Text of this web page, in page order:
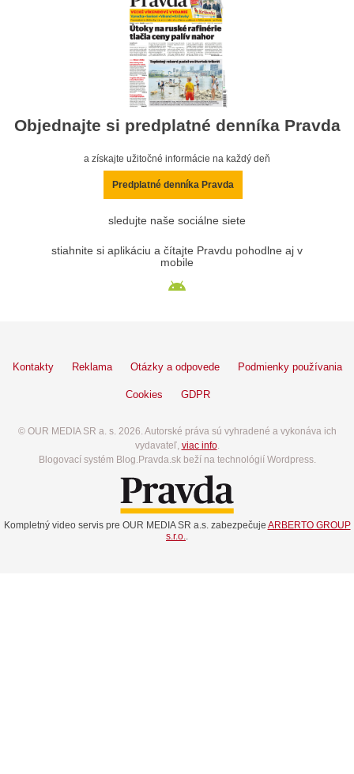
Objednajte si predplatné denníka Pravda
a získajte užitočné informácie na každý deň
Predplatné denníka Pravda
sledujte naše sociálne siete
stiahnite si aplikáciu a čítajte Pravdu pohodlne aj v
mobile
Kontakty Reklama Otázky a odpovede Podmienky používania
Cookies GDPR
© OUR MEDIA SR a. s. 2026. Autorské práva sú vyhradené a vykonáva ich
vydavateľ, viac info.
Blogovací systém Blog.Pravda.sk beží na technológií Wordpress.
Kompletný video servis pre OUR MEDIA SR a.s. zabezpečuje ARBERTO GROUP
s.r.o..